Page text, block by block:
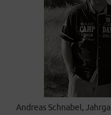
Andreas Schnabel,